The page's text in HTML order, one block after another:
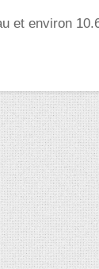
et environ